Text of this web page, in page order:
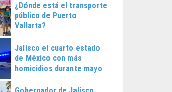
¿Dónde está el transporte
público de Puerto
Vallarta?
Jalisco el cuarto estado
de México con más
homicidios durante mayo